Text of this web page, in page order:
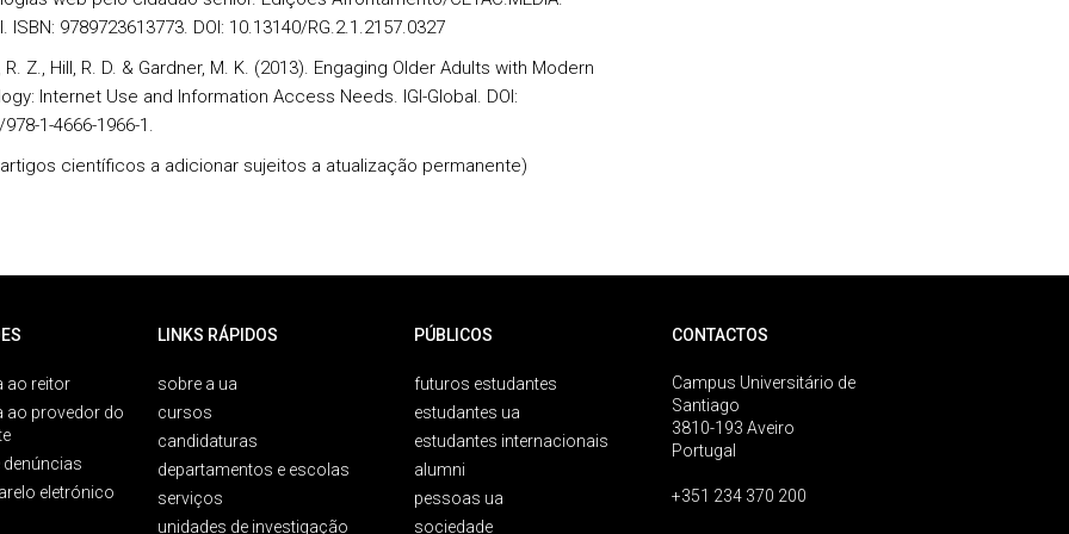
ISBN: 978­972­36­1377­3. DOI: 10.13140/RG.2.1.2157.0327
R. Z., Hill, R. D. & Gardner, M. K. (2013). Engaging Older Adults with Modern
Internet Use and Information Access Needs. IGI-Global. DOI:
1-4666-1966-1.
científicos a adicionar sujeitos a atualização permanente)
ao reitor
ao provedor do
denúncias
eletrónico
LINKS RÁPIDOS
sobre a ua
cursos
candidaturas
departamentos e escolas
serviços
unidades de investigação
PÚBLICOS
futuros estudantes
estudantes ua
estudantes internacionais
alumni
pessoas ua
sociedade
CONTACTOS
Campus Universitário de
Santiago
3810-193 Aveiro
Portugal
+351 234 370 200